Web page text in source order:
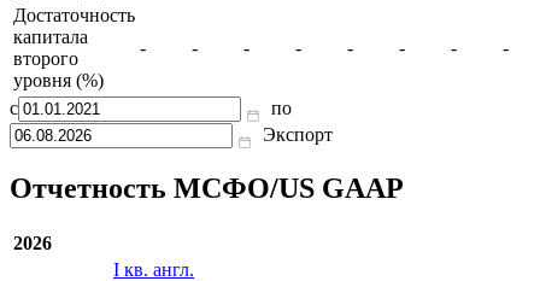
Достаточность
капитала
второго
уровня (%)
- - - - - - - -
с
по
Экспорт
Отчетность МСФО/US GAAP
2026
I кв. англ.